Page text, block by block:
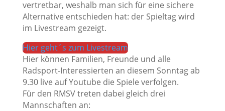
vertretbar, weshalb man sich für eine sichere
Alternative entschieden hat: der Spieltag wird
im Livestream gezeigt.
Hier geht´s zum Livestream
Hier können Familien, Freunde und alle
Radsport-Interessierten an diesem Sonntag ab
9.30 live auf Youtube die Spiele verfolgen.
Für den RMSV treten dabei gleich drei
Mannschaften an: